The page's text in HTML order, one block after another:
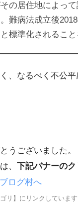
の居住地によっ
難病法成立後
標準化されること
、なるべく不公
うございました。
、 下記バナーのク
リ】にリンクしています